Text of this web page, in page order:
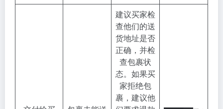
建议买家检
查他们的送
货地址是否
正确，并检
查包裹状
态。如果买
家拒绝包
裹，建议他